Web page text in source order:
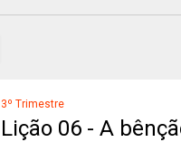
3º Trimestre
Lição 06 - A